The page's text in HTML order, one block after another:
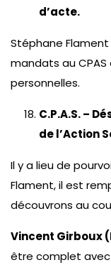
d’acte.
Stéphane Flament
mandats au
personnelles.
C.P.A.S. –
de l’Action
Il y a lieu de
Flament, il est
découvrons au
Vincent Girboux
être complet avec